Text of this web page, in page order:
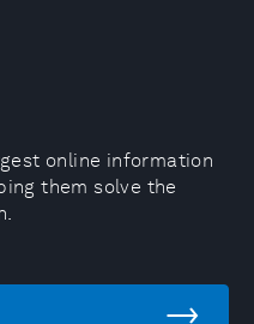
online information
them solve the